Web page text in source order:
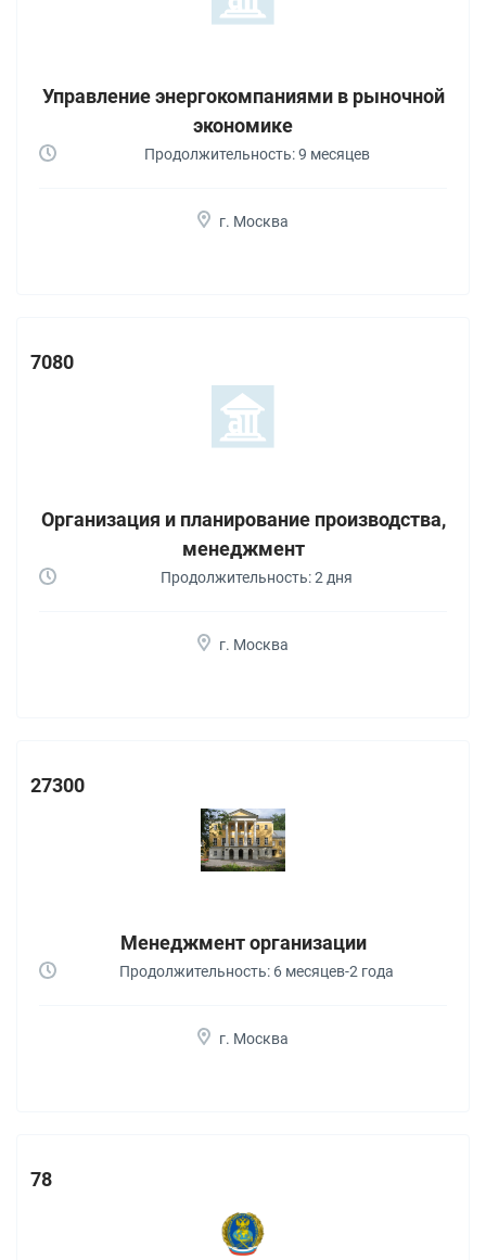
Управление энергокомпаниями в рыночной
экономике
Продолжительность: 9 месяцев
г. Москва
7080
Организация и планирование производства,
менеджмент
Продолжительность: 2 дня
г. Москва
27300
Менеджмент организации
Продолжительность: 6 месяцев-2 года
г. Москва
78